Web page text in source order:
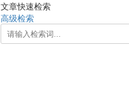
文章快速检索
高级检索